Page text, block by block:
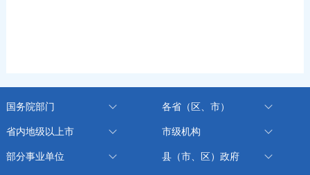
国务院部门 各省（区、市）
省内地级以上市 市级机构
部分事业单位 县（市、区）政府